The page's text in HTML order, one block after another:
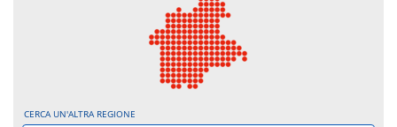
CERCA UN'ALTRA REGIONE